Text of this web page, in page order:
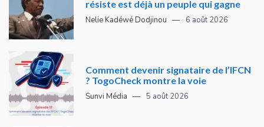
résiste est déjà un peuple qui gagne
Nelie Kadéwé Dodjinou 6 août 2026
Comment devenir signataire de l’IFCN
? TogoCheck montre la voie
Sunvi Média 5 août 2026